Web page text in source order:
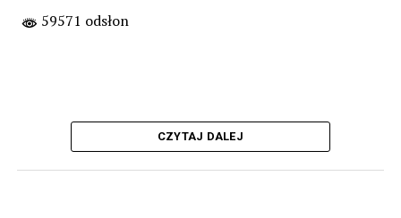
59571 odsłon
CZYTAJ DALEJ